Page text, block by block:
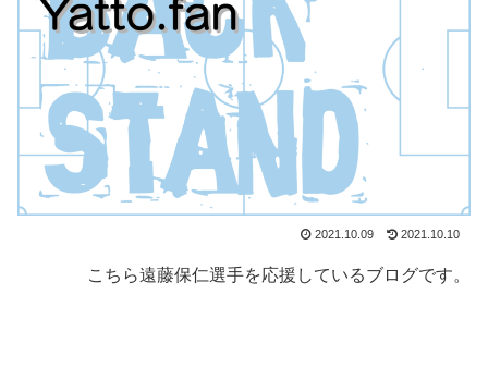
2021.10.09 2021.10.10
こちら遠藤保仁選手を応援しているブログです。